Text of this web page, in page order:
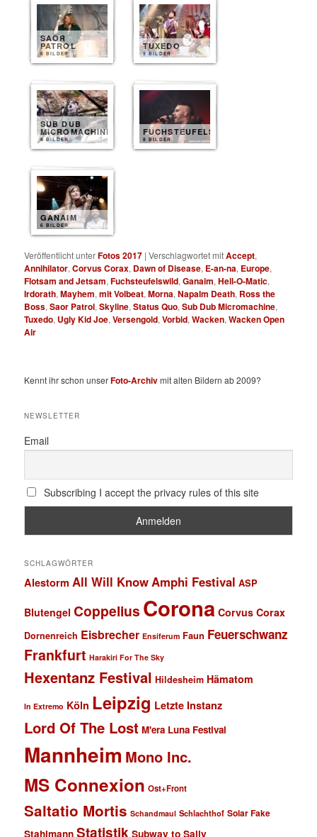
SAOR
PATROL
8 BILDER
TUXEDO
9 BILDER
SUB DUB
MICROMACHINE
8 BILDER
FUCHSTEUFELSWILD
8 BILDER
GANAIM
6 BILDER
Veröffentlicht unterFotos 2017 |Verschlagwortet mitAccept,
Annihilator,Corvus Corax, Dawn of Disease, E-an-na, Europe,
Flotsam and Jetsam,Fuchsteufelswild,Ganaim,Hell-O-Matic,
Irdorath,Mayhem,mit Volbeat,Morna,Napalm Death, Ross the
Boss,Saor Patrol,Skyline,Status Quo,Sub Dub Micromachine,
Tuxedo, Ugly Kid Joe,Versengold,Vorbid,Wacken,Wacken Open
Air
Kennt ihr schon unserFoto-Archivmit alten Bildern ab 2009?
NEWSLETTER
Email
Subscribing I accept the privacy rules of this site
SCHLAGWÖRTER
Alestorm All Will KnowAmphi Festival ASP
Blutengel Coppelius Corona Corvus Corax
Dornenreich Eisbrecher Ensiferum Faun Feuerschwanz
Frankfurt Harakiri For The Sky
Hexentanz Festival Hildesheim Hämatom
In Extremo Köln Leipzig Letzte Instanz
Lord Of The Lost M'era Luna Festival
Mannheim Mono Inc.
MS Connexion Ost+Front
Saltatio Mortis Schandmaul Schlachthof Solar Fake
Stahlmann Statistik Subway to Sally